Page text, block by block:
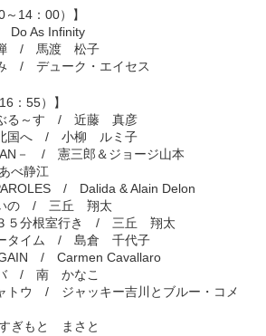
～14：00）】
As Infinity
/ 馬渡 松子
/ デューク・エイセス
：55）】
る～す / 近藤 真彦
国へ / 小柳 ルミ子
－ / 憲三郎＆ジョージ山本
静江
/ Dalida & Alain Delon
の / 三丘 翔太
５分根室行き / 三丘 翔太
タイム / 島倉 千代子
/ Carmen Cavallaro
バ / 南 かなこ
トウ / ジャッキー吉川とブルー・コメ
もと まさと